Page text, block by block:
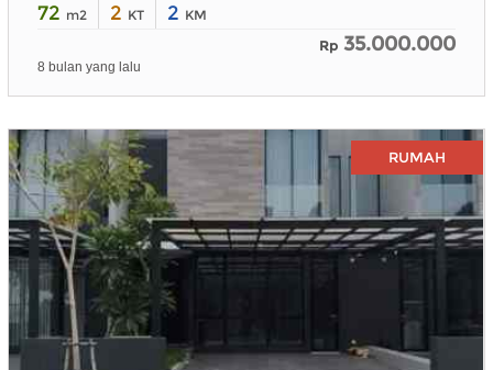
72 m2 2 KT 2 KM
Rp 35.000.000
8 bulan yang lalu
RUMAH